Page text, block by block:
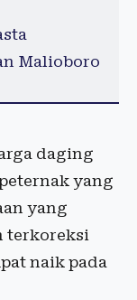
Malioboro
daging
yang
yang
terkoreksi
naik pada